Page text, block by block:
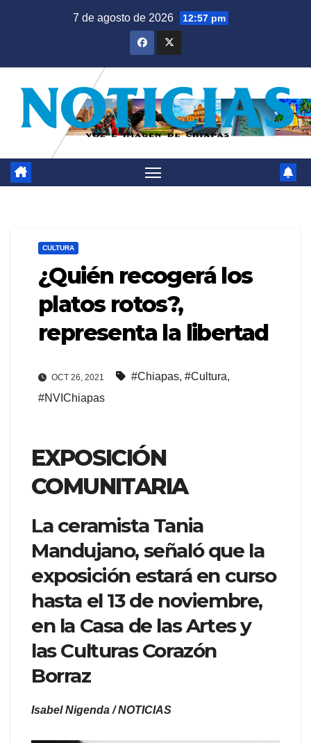
7 de agosto de 2026 12:57 pm
CULTURA
¿Quién recogerá los
platos rotos?,
representa la libertad
OCT 26, 2021 #Chiapas, #Cultura,
#NVIChiapas
EXPOSICIÓN
COMUNITARIA
La ceramista Tania
Mandujano, señaló que la
exposición estará en curso
hasta el 13 de noviembre,
en la Casa de las Artes y
las Culturas Corazón
Borraz
Isabel Nigenda / NOTICIAS